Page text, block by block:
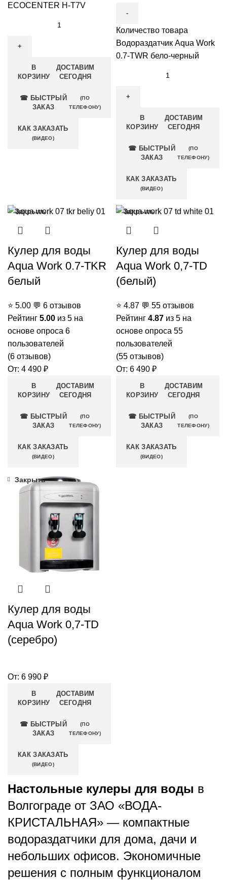
ECOCENTER H-T7V
В
КОРЗИНУ
ДОСТАВИМ
СЕГОДНЯ
☎ БЫСТРЫЙ
ЗАКАЗ
(ПО
ТЕЛЕФОНУ)
КАК ЗАКАЗАТЬ
(ВИДЕО)
Количество товара
Водораздатчик Aqua Work
0.7-TWR бело-черный
В
КОРЗИНУ
ДОСТАВИМ
СЕГОДНЯ
☎ БЫСТРЫЙ
ЗАКАЗ
(ПО
ТЕЛЕФОНУ)
КАК ЗАКАЗАТЬ
(ВИДЕО)
Закрыть
Кулер для воды
Aqua Work 0.7-TKR
белый
⭐ 5.00 💬 6 отзывов
Рейтинг 5.00 из 5 на
основе опроса 6
пользователей
(6 отзывов)
От: 4 490 ₽
В
КОРЗИНУ
ДОСТАВИМ
СЕГОДНЯ
☎ БЫСТРЫЙ
ЗАКАЗ
(ПО
ТЕЛЕФОНУ)
КАК ЗАКАЗАТЬ
(ВИДЕО)
Закрыть
Кулер для воды
Aqua Work 0,7-TD
(белый)
⭐ 4.87 💬 55 отзывов
Рейтинг 4.87 из 5 на
основе опроса 55
пользователей
(55 отзывов)
От: 6 490 ₽
В
КОРЗИНУ
ДОСТАВИМ
СЕГОДНЯ
☎ БЫСТРЫЙ
ЗАКАЗ
(ПО
ТЕЛЕФОНУ)
КАК ЗАКАЗАТЬ
(ВИДЕО)
Закрыть
Кулер для воды
Aqua Work 0,7-TD
(серебро)
От: 6 990 ₽
В
КОРЗИНУ
ДОСТАВИМ
СЕГОДНЯ
☎ БЫСТРЫЙ
ЗАКАЗ
(ПО
ТЕЛЕФОНУ)
КАК ЗАКАЗАТЬ
(ВИДЕО)
Настольные кулеры для воды в
Волгограде от ЗАО «ВОДА-
КРИСТАЛЬНАЯ» — компактные
водораздатчики для дома, дачи и
небольших офисов. Экономичные
решения с полным функционалом